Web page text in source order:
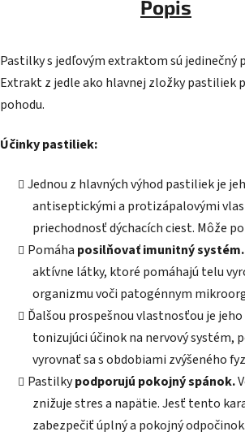
Popis
Pastilky s jedľovým extraktom sú
Extrakt z jedle ako hlavnej zložky pastiliek
pohodu.
Účinky pastiliek:
Jednou z hlavných výhod pastiliek je
antiseptickými a protizápalovými
priechodnosť dýchacích ciest. Môže
Pomáha posilňovať imunitný systém.
aktívne látky, ktoré pomáhajú telu
organizmu voči patogénnym
Ďalšou prospešnou vlastnosťou je
tonizujúci účinok na nervový systém,
vyrovnať sa s obdobiami zvýšeného
Pastilkypodporujú pokojný spánok.
znižuje stres a napätie. Jesť tento
zabezpečiť úplný a pokojný odpočinok.